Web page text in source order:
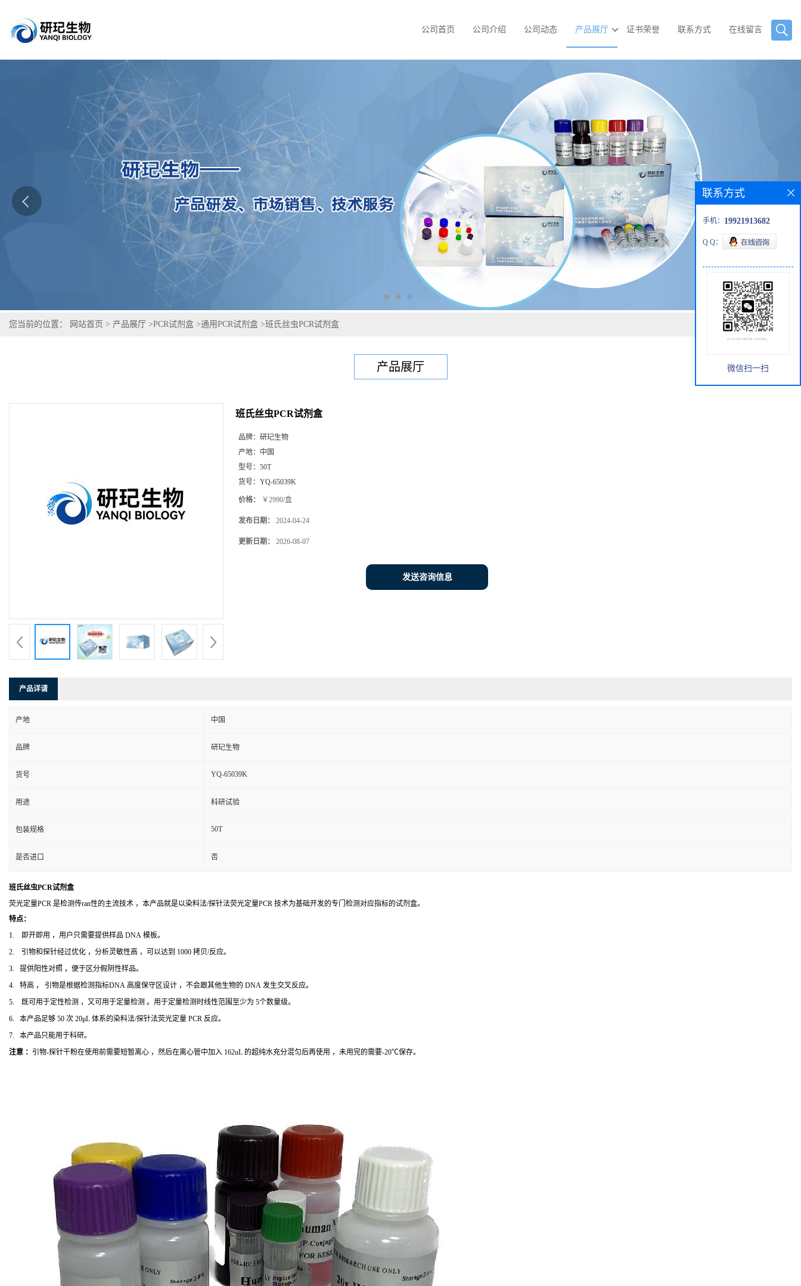
公司首页 公司介绍 公司动态 产品展厅 证书荣誉 联系方式 在线留言
您当前的位置： 网站首页 > 产品展厅 >PCR试剂盒 >通用PCR试剂盒 >班氏丝虫PCR试剂盒
产品展厅
班氏丝虫PCR试剂盒
品牌： 研玘生物
产地： 中国
型号： 50T
货号： YQ-65039K
价格： ￥2990/盒
发布日期： 2024-04-24
更新日期： 2026-08-07
发送咨询信息
产品详请
产地 中国
品牌 研玘生物
货号 YQ-65039K
用途 科研试验
包装规格 50T
是否进口 否
班氏丝虫PCR试剂盒
荧光定量PCR 是检测传ran性的主流技术 ，本产品就是以染料法/探针法荧光定量PCR 技术为基础开发的专门检测对应指标的试剂盒。
特点：
1. 即开即用 ，用户只需要提供样品 DNA 模板。
2. 引物和探针经过优化 ，分析灵敏性高 ，可以达到 1000 拷贝/反应。
3. 提供阳性对照 ，便于区分假阴性样品。
4. 特高 ， 引物是根据检测指标DNA 高度保守区设计 ，不会跟其他生物的 DNA 发生交叉反应。
5. 既可用于定性检测 ，又可用于定量检测 。用于定量检测时线性范围至少为 5个数量级。
6. 本产品足够 50 次 20μL 体系的染料法/探针法荧光定量 PCR 反应。
7. 本产品只能用于科研。
注意 ： 引物-探针干粉在使用前需要短暂离心 ，然后在离心管中加入 162uL 的超纯水充分混匀后再使用 ，未用完的需要-20℃保存。
联系方式
手机： 19921913682
Q Q：
微信扫一扫